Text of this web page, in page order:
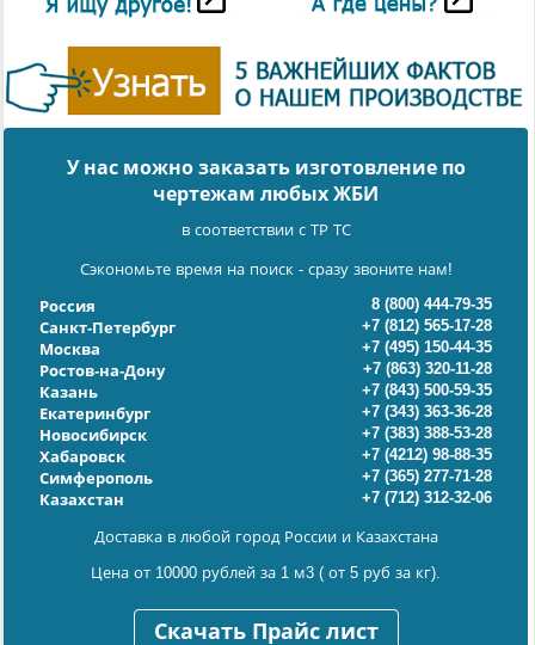
У нас можно заказать изготовление по
чертежам любых ЖБИ
в соответствии с ТР ТС
Сэкономьте время на поиск - сразу звоните нам!
Россия
8 (800) 444-79-35
Санкт-Петербург
+7 (812) 565-17-28
Москва
+7 (495) 150-44-35
Ростов-на-Дону
+7 (863) 320-11-28
Казань
+7 (843) 500-59-35
Екатеринбург
+7 (343) 363-36-28
Новосибирск
+7 (383) 388-53-28
Хабаровск
+7 (4212) 98-88-35
Симферополь
+7 (365) 277-71-28
Казахстан
+7 (712) 312-32-06
Доставка в любой город России и Казахстана
Цена от 10000 рублей за 1 м3 ( от 5 руб за кг).
Скачать Прайс лист